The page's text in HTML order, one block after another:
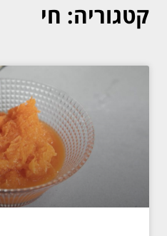
קטגוריה: חי